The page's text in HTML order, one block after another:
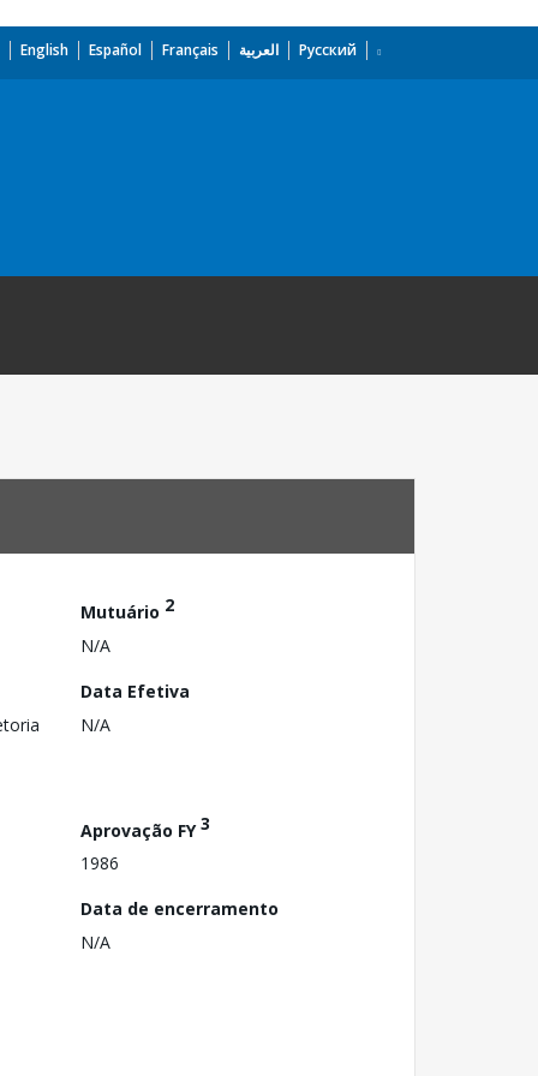
English Español Français العربية Русский
Mutuário 2
N/A
Data Efetiva
N/A
Aprovação FY3
1986
Data de encerramento
N/A